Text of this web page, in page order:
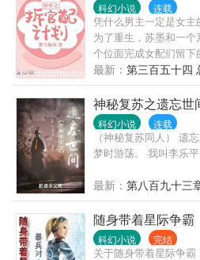
科幻小说 连载
凭什么男主一定是女主
为了重生，苏墨和一
个位面完成女配们留
回。 嗯，男主是武林
功比他还高！然后苏
男：“我武功的确不如
是不错的！” 啥？你让
吧！只不过……为啥得
娶我？抱歉大叔！我们
跑…… 什么，我成了冷
是真男主啊！桥豆麻袋
帮他坐上皇位是什么鬼
说过我是真太监？” 哦
还没见过丧尸呢！怕毛
吗？有没有搞错，你让
最新： 第三百五十四
神秘复苏之遗忘世
科幻小说 连载
（神秘复苏同人） 遗
梦时游荡。 我叫李乐
最新： 第八百九十三
随身带着星际争霸
科幻小说 完结
关于随身带着星际争